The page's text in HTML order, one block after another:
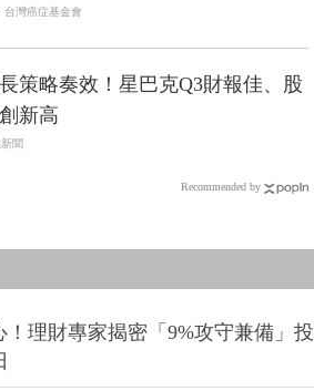
台灣癌症基金會
策略奏效！星巴克Q3財報佳、股
新高
聞
Recommended by
理財專家揭密「9%攻守兼備」投